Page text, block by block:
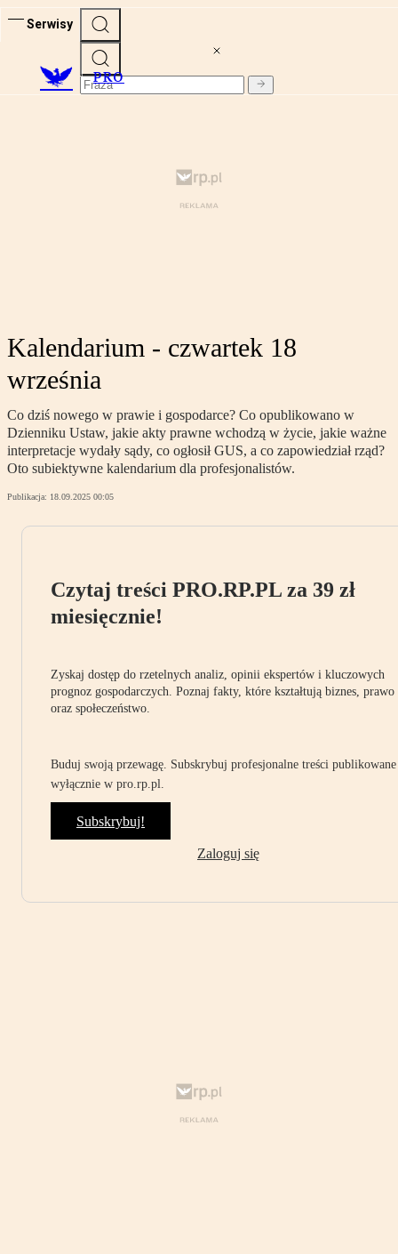
Serwisy
PRO
Kalendarium - czwartek 18
września
Co dziś nowego w prawie i gospodarce? Co opublikowano w
Dzienniku Ustaw, jakie akty prawne wchodzą w życie, jakie ważne
interpretacje wydały sądy, co ogłosił GUS, a co zapowiedział rząd?
Oto subiektywne kalendarium dla profesjonalistów.
Publikacja: 18.09.2025 00:05
Czytaj treści PRO.RP.PL za 39 zł
miesięcznie!
Zyskaj dostęp do rzetelnych analiz, opinii ekspertów i kluczowych
prognoz gospodarczych. Poznaj fakty, które kształtują biznes, prawo
oraz społeczeństwo.
Buduj swoją przewagę. Subskrybuj profesjonalne treści publikowane
wyłącznie w pro.rp.pl.
Subskrybuj!
Zaloguj się